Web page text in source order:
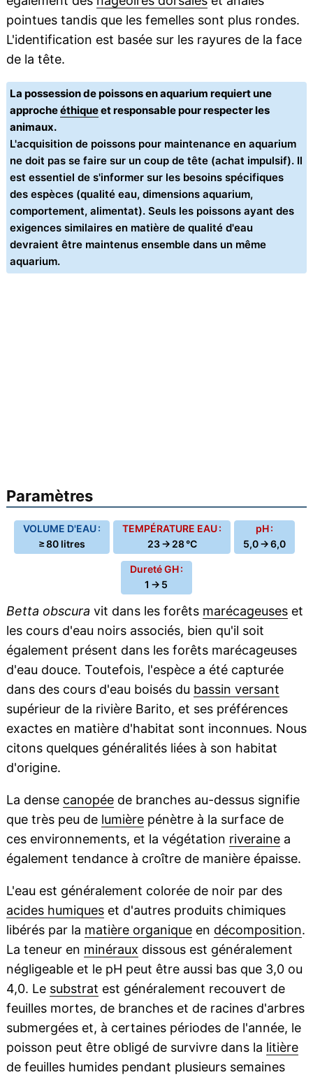
pointues tandis que les femelles sont plus rondes.
L'identification est basée sur les rayures de la face
de la tête.
La possession de poissons en aquarium requiert une
approcheéthiqueet responsable pour respecter les
animaux.
L'acquisition de poissons pour maintenance en aquarium
ne doit pas se faire sur un coup de tête (achat impulsif). Il
est essentiel de s'informer sur les besoins spécifiques
des espèces (qualité eau, dimensions aquarium,
comportement, alimentat). Seuls les poissons ayant des
exigences similaires en matière de qualité d'eau
devraient être maintenus ensemble dans un même
aquarium.
Paramètres
VOLUME D'EAU :
≥ 80 litres
TEMPÉRATURE EAU :
23 → 28 °C
pH :
5,0 → 6,0
Dureté GH :
1 → 5
Betta obscura vit dans les forêts marécageuseset
les cours d'eau noirs associés, bien qu'il soit
également présent dans les forêts marécageuses
d'eau douce. Toutefois, l'espèce a été capturée
dans des cours d'eau boisés du bassin versant
supérieur de la rivière Barito, et ses préférences
exactes en matière d'habitat sont inconnues. Nous
citons quelques généralités liées à son habitat
d'origine.
La dense canopéede branches au-dessus signifie
que très peu de lumièrepénètre à la surface de
ces environnements, et la végétation riverainea
également tendance à croître de manière épaisse.
L'eau est généralement colorée de noir par des
acides humiqueset d'autres produits chimiques
libérés par la matière organiqueen décomposition.
La teneur en minéraux dissous est généralement
négligeable et le pH peut être aussi bas que 3,0 ou
4,0. Le substrat est généralement recouvert de
feuilles mortes, de branches et de racines d'arbres
submergées et, à certaines périodes de l'année, le
poisson peut être obligé de survivre dans la litière
de feuilles humides pendant plusieurs semaines